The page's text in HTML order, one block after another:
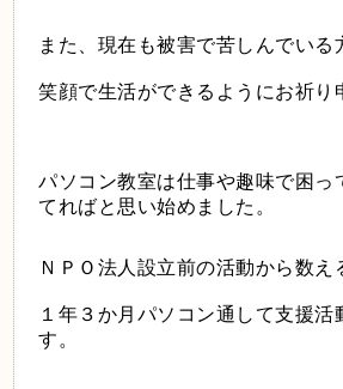
また、現在も被害で苦しんでいる
笑顔で生活ができるようにお祈り
パソコン教室は仕事や趣味で困っ
てればと思い始めました。
ＮＰＯ法人設立前の活動から数え
１年３か月パソコン通して支援活
す。